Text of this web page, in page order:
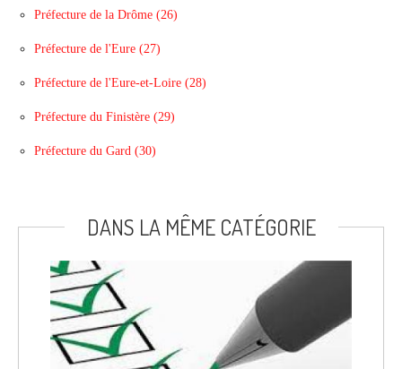
Préfecture de la Drôme (26)
Préfecture de l'Eure (27)
Préfecture de l'Eure-et-Loire (28)
Préfecture du Finistère (29)
Préfecture du Gard (30)
DANS LA MÊME CATÉGORIE